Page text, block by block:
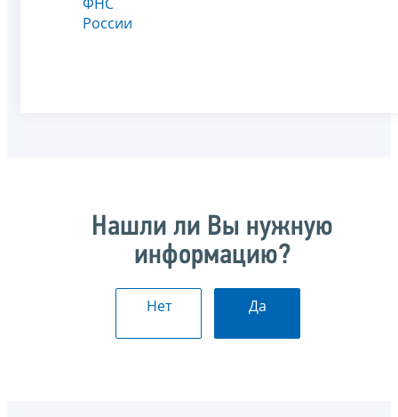
России
Нашли ли Вы нужную
информацию?
Нет Да